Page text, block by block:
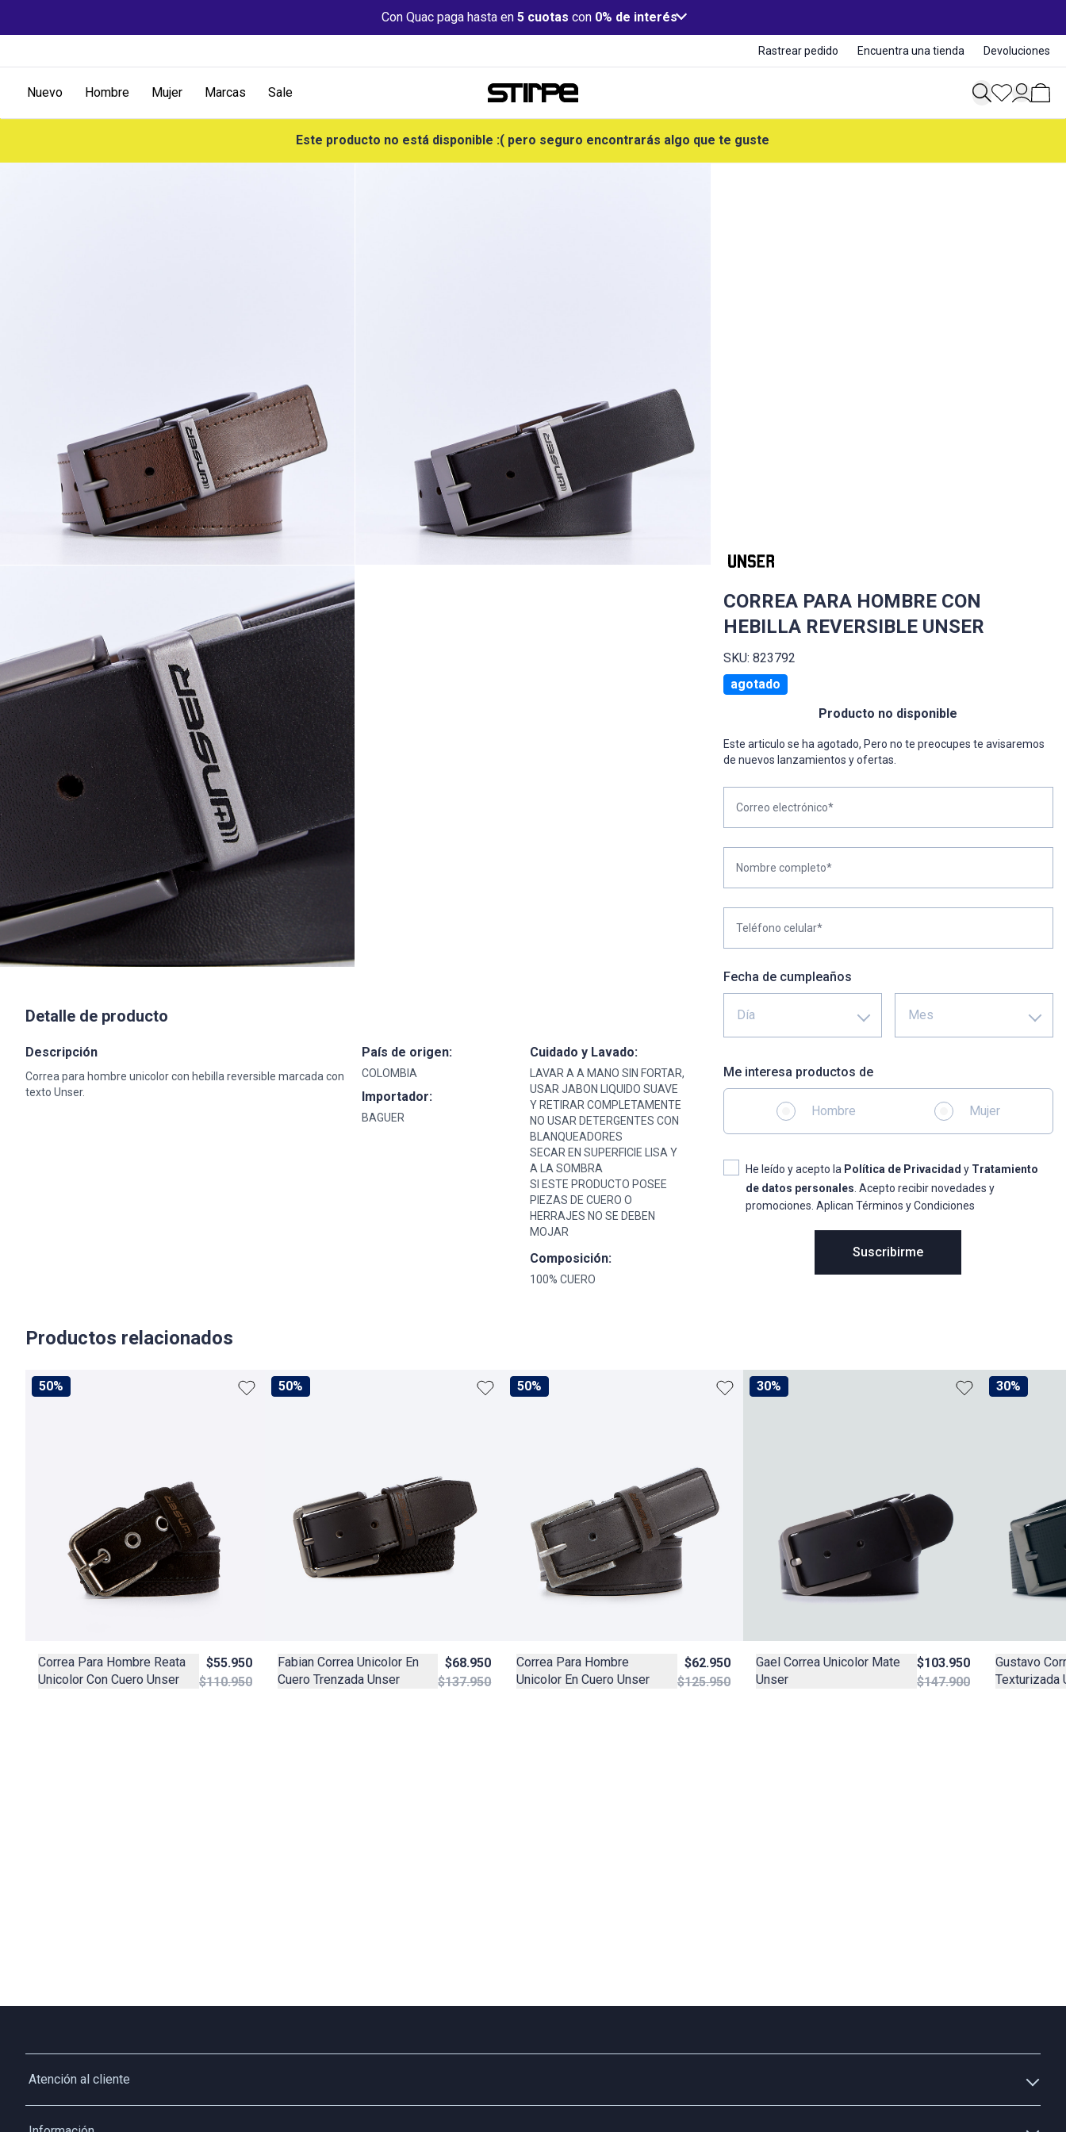
Con Quac paga hasta en 5 cuotas con 0% de interés
Rastrear pedido Encuentra una tienda Devoluciones
Nuevo Hombre Mujer Marcas Sale
Este producto no está disponible :( pero seguro encontrarás algo que te guste
Detalle de producto
Descripción
Correa para hombre unicolor con hebilla reversible marcada con
texto Unser.
País de origen:
COLOMBIA
Importador:
BAGUER
Cuidado y Lavado:
LAVAR A A MANO SIN FORTAR,
USAR JABON LIQUIDO SUAVE
Y RETIRAR COMPLETAMENTE
NO USAR DETERGENTES CON
BLANQUEADORES
SECAR EN SUPERFICIE LISA Y
A LA SOMBRA
SI ESTE PRODUCTO POSEE
PIEZAS DE CUERO O
HERRAJES NO SE DEBEN
MOJAR
Composición:
100% CUERO
CORREA PARA HOMBRE CON
HEBILLA REVERSIBLE UNSER
SKU: 823792
agotado
Producto no disponible
Este articulo se ha agotado, Pero no te preocupes te avisaremos
de nuevos lanzamientos y ofertas.
Correo electrónico*
Nombre completo*
Teléfono celular*
Fecha de cumpleaños
Día Mes
Me interesa productos de
Hombre Mujer
He leído y acepto la Política de Privacidad y Tratamiento
de datos personales . Acepto recibir novedades y
promociones. Aplican Términos y Condiciones
Suscribirme
Productos relacionados
50%
Correa Para Hombre Reata
Unicolor Con Cuero Unser
$55.950
$110.950
50%
Fabian Correa Unicolor En
Cuero Trenzada Unser
$68.950
$137.950
50%
Correa Para Hombre
Unicolor En Cuero Unser
$62.950
$125.950
30%
Gael Correa Unicolor Mate
Unser
$103.950
$147.900
30%
Gustavo
Texturizada
Atención al cliente
Whatsapp